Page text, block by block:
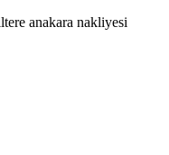
anakara nakliyesi